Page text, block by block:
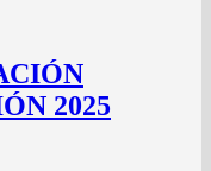
2025